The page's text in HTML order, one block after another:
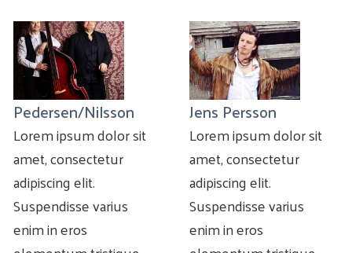
Pedersen/Nilsson
Lorem ipsum dolor sit
amet, consectetur
adipiscing elit.
Suspendisse varius
enim in eros
Jens Persson
Lorem ipsum dolor sit
amet, consectetur
adipiscing elit.
Suspendisse varius
enim in eros